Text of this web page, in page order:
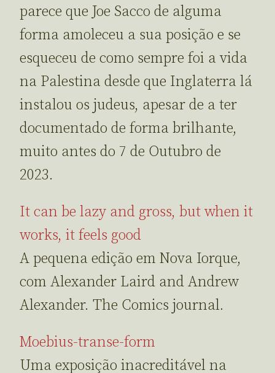
parece que Joe Sacco de alguma
forma amoleceu a sua posição e se
esqueceu de como sempre foi a vida
na Palestina desde que Inglaterra lá
instalou os judeus, apesar de a ter
documentado de forma brilhante,
muito antes do 7 de Outubro de
2023.
It can be lazy and gross, but when it
works, it feels good
A pequena edição em Nova Iorque,
com Alexander Laird and Andrew
Alexander. The Comics journal.
Moebius-transe-form
Uma exposição inacreditável na